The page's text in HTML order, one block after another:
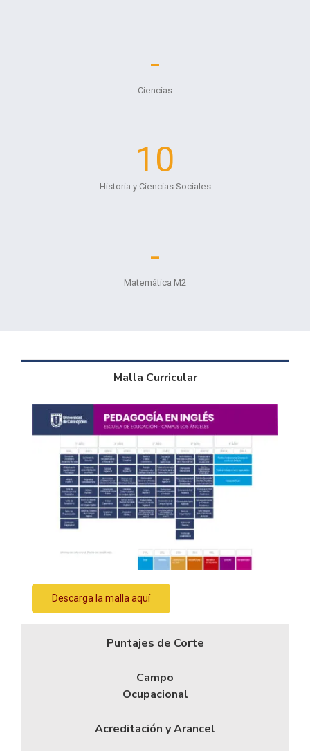
-
Ciencias
10
Historia y Ciencias Sociales
-
Matemática M2
Malla Curricular
Descarga la malla aquí
Puntajes de Corte
Campo
Ocupacional
Acreditación y Arancel